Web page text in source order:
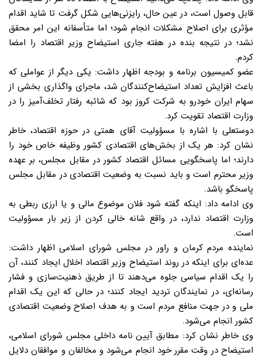
قابل وصول است، در عین حال، رایزنی‌هایی شکل گرفت تا شاید اقدام
مؤثری برای اصلاح مشکلات انجام شود؛ اما متأسفانه این امر محقق
نشد؛ در نتیجه بنده در هفته جاری استیضاح وزیر اقتصاد را امضا
کردم.
عضو کمیسیون برنامه و بودجه اظهار داشت: یکی دیگر از عواملی که
باعث افزایش تعداد استیضاح‌کنندگان شد، ماجرای واگذاری بخشی از
سهام ایران خودرو به شرکت کروز بود که شائبه رفتار تخلف‌آمیز را در
وزارت اقتصاد تقویت کرد.
دوستعلی با اشاره با مسؤولیت آقای همتی در حوزه اقتصاد، خاطر
نشان کرد: هر یک از بخش‌های اقتصادی کشور وظیفه خاص خود را
دارند؛ اما پاسخگویی مسائل اقتصاد کشور در مقابل مجلس، بر عهده
وزیر محترم است و باید نسبت به وضعیت اقتصادی در مقابل مجلس
پاسخگو باشد.
وی ادامه داد: اینکه گفته شود فلان موضوع مالی و یا ارزی ربطی به
وزارت اقتصاد ندارد، در واقع شانه خالی کردن از زیر بار مسؤولیت
است.
نماینده مردم کرمان و راور در مجلس شورای اسلامی اظهار داشت:
عده‌ای برای اینکه در روند استیضاح وزیر اقتصاد اخلال ایجاد کنند، آن
را یک اقدام سیاسی جلوه می‌دهند تا از طریق ذهنیت‌سازی و فشار
رسانه‌ای، در نمایندگان تردید ایجاد کنند؛ در حالی که این یک اقدام
ملی و در جهت منافع مردم است و به هدف اصلاح وضعیت اقتصادی
کشور انجام می‌شود.
وی خاطر نشان کرد: مطابق آیین نامه داخلی مجلس شورای اسلامی،
استیضاح در وقت مقرر خود انجام می‌شود و مخالفان و موافقان دلایل